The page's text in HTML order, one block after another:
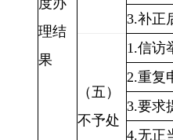
度办
理结
果
3.补正
（五）
不予处
1.信访
2.重复
3.要求
4.无正